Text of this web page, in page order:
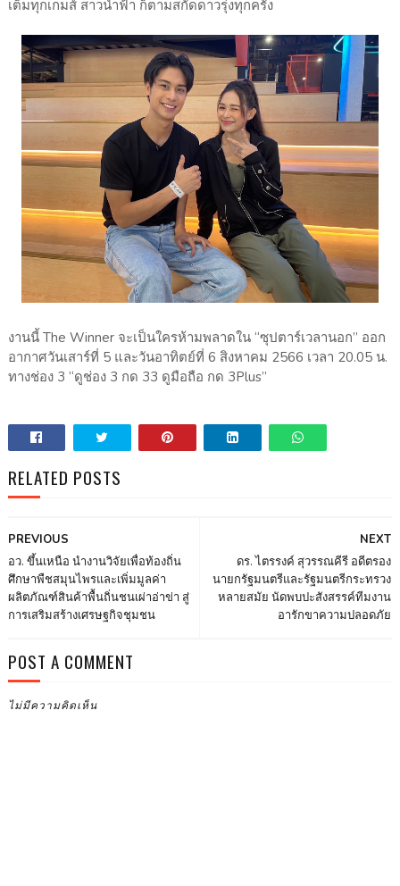
เต็มทุกเกมส์ สาวน้ำฟ้า ก็ตามสกัดดาวรุ่งทุกครั้ง
งานนี้ The Winner จะเป็นใครห้ามพลาดใน “ซุปตาร์​เวลานอก” ออก
อากาศวันเสาร์ที่ 5 และวันอาทิตย์ที่ 6 สิงหาคม 2566 เวลา 20.05 น.
ทางช่อง 3 “ดูช่อง 3 กด 33 ดูมือถือ กด 3Plus”
RELATED POSTS
NEXT
ดร. ไตรรงค์ สุวรรณคีรี อดีตรอง
นายกรัฐมนตรีและรัฐมนตรีกระทรวง
หลายสมัย นัดพบปะสังสรรค์ทีมงาน
อารักขาความปลอดภัย
PREVIOUS
อว. ขึ้นเหนือ นำงานวิจัยเพื่อท้องถิ่น
ศึกษาพืชสมุนไพรและเพิ่มมูลค่า
ผลิตภัณฑ์สินค้าพื้นถิ่นชนเผ่าอ่าข่า สู่
การเสริมสร้างเศรษฐกิจชุมชน
POST A COMMENT
ไม่มีความคิดเห็น